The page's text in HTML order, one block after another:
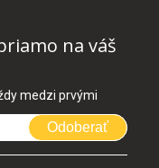
na váš
medzi prvými
Odoberať